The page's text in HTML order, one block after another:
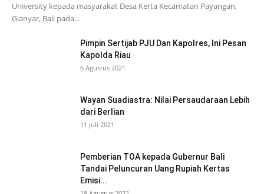
University kepada masyarakat Desa Kerta Kecamatan Payangan,
Gianyar, Bali pada...
Pimpin Sertijab PJU Dan Kapolres, Ini Pesan
Kapolda Riau
6 Agustus 2021
Wayan Suadiastra: Nilai Persaudaraan Lebih
dari Berlian
11 Juli 2021
Pemberian TOA kepada Gubernur Bali
Tandai Peluncuran Uang Rupiah Kertas
Emisi...